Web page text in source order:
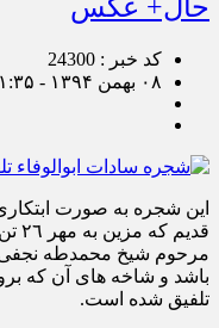
حال+ عکس
کد خبر : 24300
۰۸ بهمن ۱۳۹۴ - ۱:۳۵
این شجره به صورت
مرحوم شیخ محمدطه نجفی
باشد و شاخه های آن که
تلفیق شده است.